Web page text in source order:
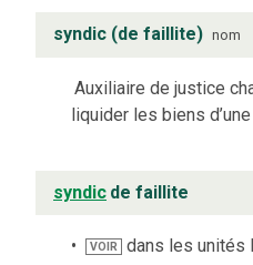
syndic (de faillite) nom
Auxiliaire de justice
liquider les biens
syndic de faillite
VOIR
dans les unités